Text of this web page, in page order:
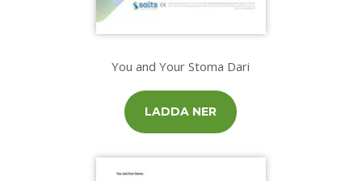
You and Your Stoma Dari
LADDA NER